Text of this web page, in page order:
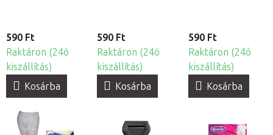
590 Ft
Raktáron (24ó
kiszállítás)
Kosárba
590 Ft
Raktáron (24ó
kiszállítás)
Kosárba
590 Ft
Raktáron (24ó
kiszállítás)
Kosárba